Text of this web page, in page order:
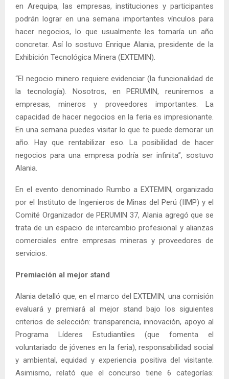
en Arequipa, las empresas, instituciones y participantes
podrán lograr en una semana importantes vínculos para
hacer negocios, lo que usualmente les tomaría un año
concretar. Así lo sostuvo Enrique Alania, presidente de la
Exhibición Tecnológica Minera (EXTEMIN).
“El negocio minero requiere evidenciar (la funcionalidad de
la tecnología). Nosotros, en PERUMIN, reuniremos a
empresas, mineros y proveedores importantes. La
capacidad de hacer negocios en la feria es impresionante.
En una semana puedes visitar lo que te puede demorar un
año. Hay que rentabilizar eso. La posibilidad de hacer
negocios para una empresa podría ser infinita”, sostuvo
Alania.
En el evento denominado Rumbo a EXTEMIN, organizado
por el Instituto de Ingenieros de Minas del Perú (IIMP) y el
Comité Organizador de PERUMIN 37, Alania agregó que se
trata de un espacio de intercambio profesional y alianzas
comerciales entre empresas mineras y proveedores de
servicios.
Premiación al mejor stand
Alania detalló que, en el marco del EXTEMIN, una comisión
evaluará y premiará al mejor stand bajo los siguientes
criterios de selección: transparencia, innovación, apoyo al
Programa Líderes Estudiantiles (que fomenta el
voluntariado de jóvenes en la feria), responsabilidad social
y ambiental, equidad y experiencia positiva del visitante.
Asimismo, relató que el concurso tiene 6 categorías: